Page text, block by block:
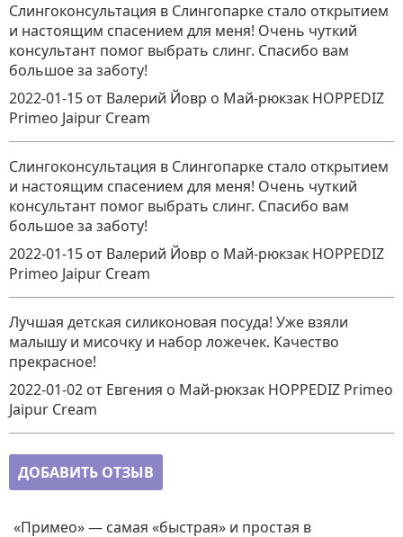
Слингоконсультация в Слингопарке стало открытием
и настоящим спасением для меня! Очень чуткий
консультант помог выбрать слинг. Спасибо вам
большое за заботу!
2022-01-15 от Валерий Йовр о Май-рюкзак HOPPEDIZ
Primeo Jaipur Cream
Слингоконсультация в Слингопарке стало открытием
и настоящим спасением для меня! Очень чуткий
консультант помог выбрать слинг. Спасибо вам
большое за заботу!
2022-01-15 от Валерий Йовр о Май-рюкзак HOPPEDIZ
Primeo Jaipur Cream
Лучшая детская силиконовая посуда! Уже взяли
малышу и мисочку и набор ложечек. Качество
прекрасное!
2022-01-02 от Евгения о Май-рюкзак HOPPEDIZ Primeo
Jaipur Cream
ДОБАВИТЬ ОТЗЫВ
«Примео» — самая «быстрая» и простая в